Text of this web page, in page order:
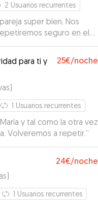
2 Usuarios recurrentes
super bien. Nos
seguro en el
para ti y
25€/noche
)
1 Usuarios recurrentes
Volveremos a repetir.”
24€/noche
)
1 Usuarios recurrentes